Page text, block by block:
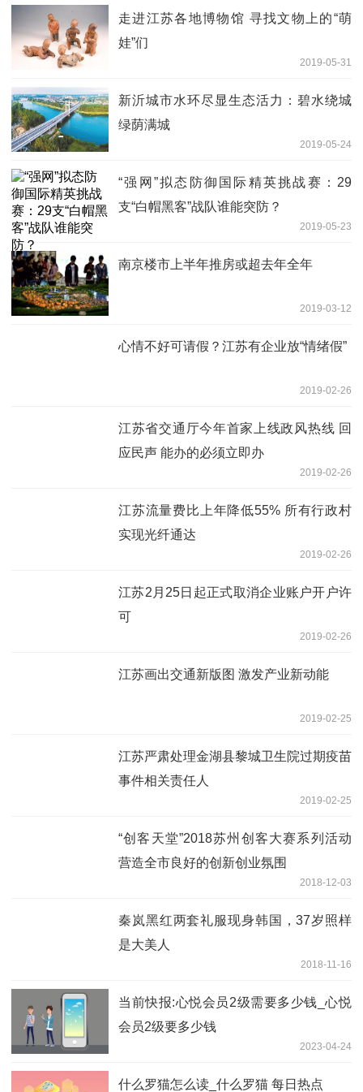
走进江苏各地博物馆 寻找文物上的“萌
娃”们
2019-05-31
新沂城市水环尽显生态活力：碧水绕城
绿荫满城
2019-05-24
“强网”拟态防御国际精英挑战赛：29
支“白帽黑客”战队谁能突防？
2019-05-23
南京楼市上半年推房或超去年全年
2019-03-12
心情不好可请假？江苏有企业放“情绪假”
2019-02-26
江苏省交通厅今年首家上线政风热线 回
应民声 能办的必须立即办
2019-02-26
江苏流量费比上年降低55% 所有行政村
实现光纤通达
2019-02-26
江苏2月25日起正式取消企业账户开户许
可
2019-02-26
江苏画出交通新版图 激发产业新动能
2019-02-25
江苏严肃处理金湖县黎城卫生院过期疫苗
事件相关责任人
2019-02-25
“创客天堂”2018苏州创客大赛系列活动
营造全市良好的创新创业氛围
2018-12-03
秦岚黑红两套礼服现身韩国，37岁照样
是大美人
2018-11-16
当前快报:心悦会员2级需要多少钱_心悦
会员2级要多少钱
2023-04-24
什么罗猫怎么读_什么罗猫 每日热点